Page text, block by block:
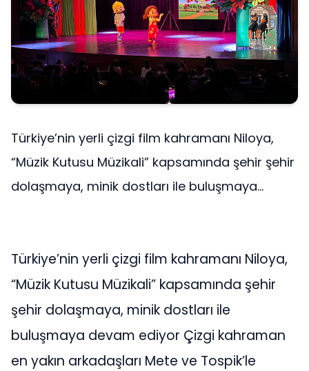
Türkiye’nin yerli çizgi film kahramanı Niloya,
“Müzik Kutusu Müzikali” kapsamında şehir şehir
dolaşmaya, minik dostları ile buluşmaya...
Türkiye’nin yerli çizgi film kahramanı Niloya,
“Müzik Kutusu Müzikali” kapsamında şehir
şehir dolaşmaya, minik dostları ile
buluşmaya devam ediyor Çizgi kahraman
en yakın arkadaşları Mete ve Tospik’le